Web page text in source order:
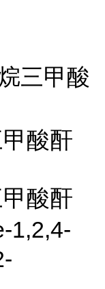
三甲酸
酸酐
酸酐
1,2,4-